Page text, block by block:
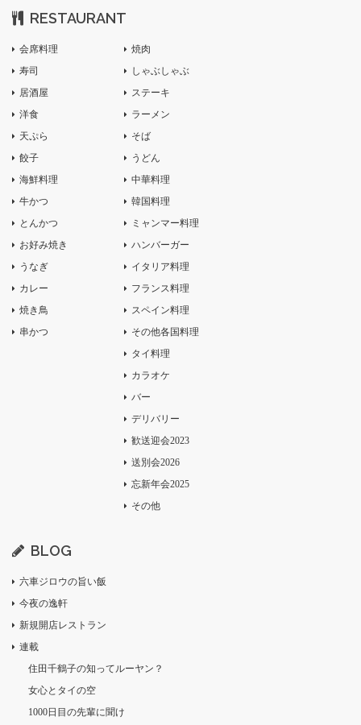
RESTAURANT
会席料理
寿司
居酒屋
洋食
天ぷら
餃子
海鮮料理
牛かつ
とんかつ
お好み焼き
うなぎ
カレー
焼き鳥
串かつ
焼肉
しゃぶしゃぶ
ステーキ
ラーメン
そば
うどん
中華料理
韓国料理
ミャンマー料理
ハンバーガー
イタリア料理
フランス料理
スペイン料理
その他各国料理
タイ料理
カラオケ
バー
デリバリー
歓送迎会2023
送別会2026
忘新年会2025
その他
BLOG
六車ジロウの旨い飯
今夜の逸軒
新規開店レストラン
連載
住田千鶴子の知ってルーヤン？
女心とタイの空
1000日目の先輩に聞け